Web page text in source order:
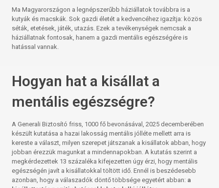
Ma Magyarországon a legnépszerűbb háziállatok továbbra is a
kutyák és macskák. Sok gazdi életét a kedvencéhez igazítja: közös
séták, etetések, játék, utazás. Ezek a tevékenységek nemcsak a
háziállatnak fontosak, hanem a gazdi mentális egészségére is
hatással vannak.
Hogyan hat a kisállat a
mentális egészségre?
A Generali Biztosító friss, 1000 fő bevonásával, 2025 decemberében
készült kutatása a hazai lakosság mentális jólléte mellett arra is
kereste a választ, milyen szerepet játszanak a kisállatok abban, hogy
jobban érezzük magunkat a mindennapokban. A kutatás szerint a
megkérdezettek 13 százaléka kifejezetten úgy érzi, hogy mentális
egészségén javít a kisállatokkal töltött idő. Ennél is beszédesebb
azonban, hogy a válaszadók döntő többsége egyetért abban: a